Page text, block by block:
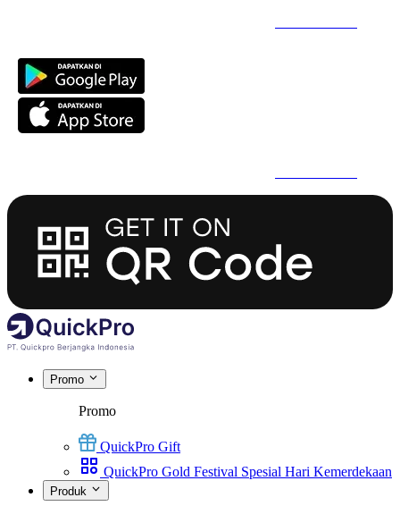
Promo
Promo
QuickPro Gift
QuickPro Gold Festival Spesial Hari Kemerdekaan
Produk